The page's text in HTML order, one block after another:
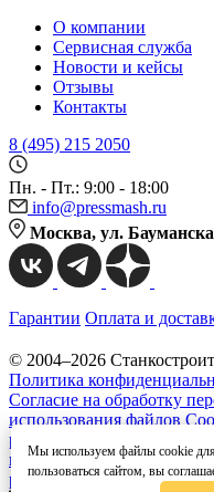
О компании
Сервисная служба
Новости и кейсы
Отзывы
Контакты
8 (495) 215 2050
Пн. - Пт.: 9:00 - 18:00
info@pressmash.ru
Москва, ул.
Гарантии Оплата и
© 2004–2026
Политика
Согласие на обработку
использования файлов
рекламных рассылок
персональных данных
рекомендательных
Мы используем файлы cookie
пользоваться сайтом, вы